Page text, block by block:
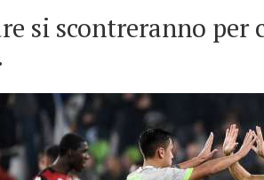
si scontreranno